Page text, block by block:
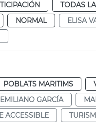
TODAS
NORMAL ELISA
POBLATS MARITIMS
EMILIANO GARCÍA
ACCESSIBLE